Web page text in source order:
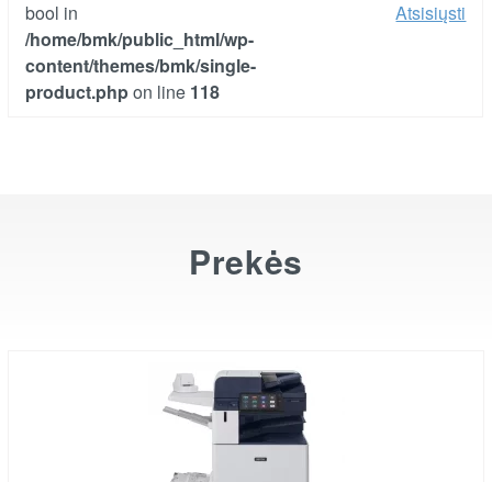
bool in
/home/bmk/public_html/wp-
content/themes/bmk/single-
product.phpon line 118
Atsisiųsti
Prekės